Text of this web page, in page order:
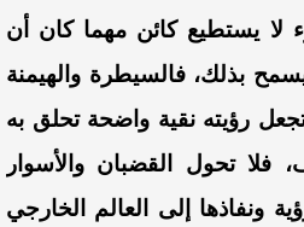
لا يستطيع كائن مهما كان أن
بذلك، فالسيطرة والهيمنة
رؤيته نقية واضحة تحلق به
فلا تحول القضبان والأسوار
ونفاذها إلى العالم الخارجي